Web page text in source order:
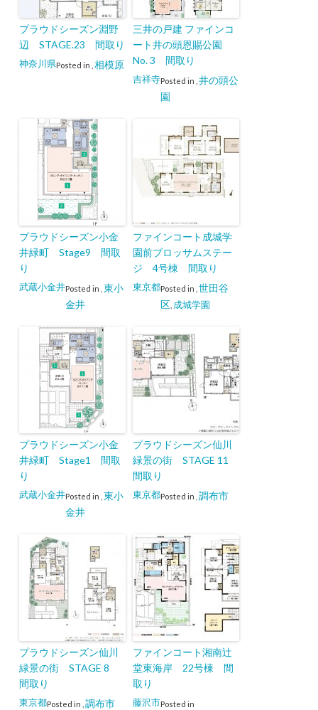
プラウドシーズン淵野
辺 STAGE.23 間取り
Posted in
神奈川県 相模原
三井の戸建 ファインコ
ート井の頭恩賜公園
No. 3 間取り
Posted in
吉祥寺
井の頭公
園
プラウドシーズン小金
井緑町 Stage9 間取
り
Posted in
武蔵小金井
東小
金井
ファインコート成城学
園前ブロッサムステー
ジ 4号棟 間取り
Posted in
東京都
世田谷
区 成城学園
プラウドシーズン小金
井緑町 Stage1 間取
り
Posted in
武蔵小金井
東小
金井
プラウドシーズン仙川
緑景の街 STAGE 11
間取り
Posted in
東京都 調布市
プラウドシーズン仙川
緑景の街 STAGE 8
間取り
Posted in
東京都 調布市
ファインコート湘南辻
堂東海岸 22号棟 間
取り
Posted in
藤沢市